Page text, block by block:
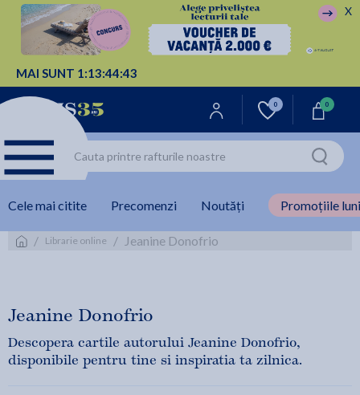
MAI SUNT 1:13:44:42
X
0 0
Cele mai citite Precomenzi Noutăți Promoțiile
/ Librarie online / Jeanine Donofrio
Jeanine Donofrio
Descopera cartile autorului Jeanine Donofrio,
disponibile pentru tine si inspiratia ta zilnica.